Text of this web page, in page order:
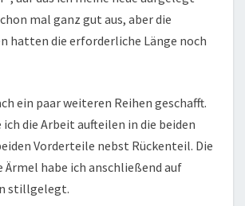
mal ganz gut aus, aber die
hatten die erforderliche Länge noch
ein paar weiteren Reihen geschafft.
die Arbeit aufteilen in die beiden
Vorderteile nebst Rückenteil. Die
Ärmel habe ich anschließend auf
stillgelegt.